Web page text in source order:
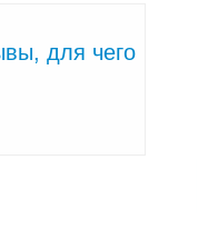
для чего